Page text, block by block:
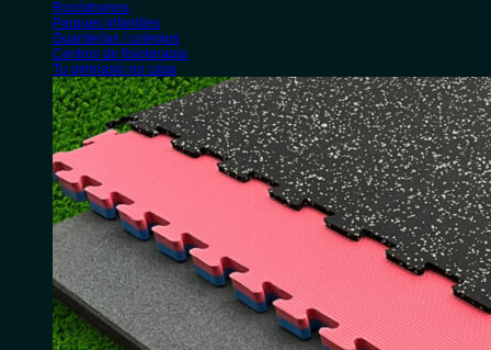
Rocódromos
Parques infantiles
Guarderías / colegios
Centros de fisioterapia
Tu gimnasio en casa